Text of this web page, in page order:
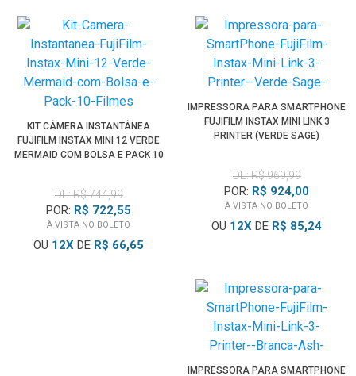
KIT CÂMERA INSTANTÂNEA
FUJIFILM INSTAX MINI 12 VERDE
MERMAID COM BOLSA E PACK 10
DE: R$ 744,99
POR: R$ 722,55
À VISTA NO BOLETO
OU 12X DE R$ 66,65
IMPRESSORA PARA SMARTPHONE
FUJIFILM INSTAX MINI LINK 3
PRINTER (VERDE SAGE)
DE: R$ 969,99
POR: R$ 924,00
À VISTA NO BOLETO
OU 12X DE R$ 85,24
IMPRESSORA PARA SMARTPHONE